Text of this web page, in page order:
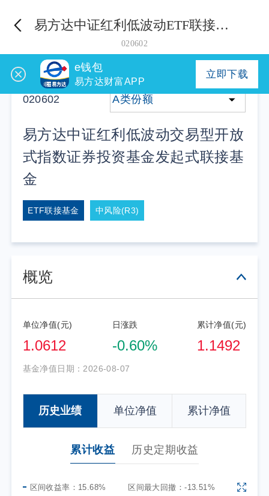
易方达中证红利低波动ETF联接发起式A
020602
020602 A类份额
易方达中证红利低波动交易型开放
式指数证券投资基金发起式联接基
金
ETF联接基金 中风险(R3)
概览
单位净值(元)
1.0612
日涨跌
-0.60%
累计净值(元)
1.1492
基金净值日期： 2026-08-07
历史业绩 单位净值 累计净值
累计收益 历史定期收益
区间收益率： 15.68% 区间最大回撤：-13.51%
e钱包
易方达财富APP
立即下载